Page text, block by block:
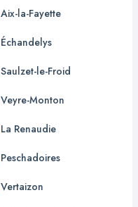
Aix-la-Fayette
Échandelys
Saulzet-le-Froid
Veyre-Monton
La Renaudie
Peschadoires
Vertaizon